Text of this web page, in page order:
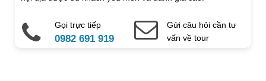
Điện thoại di động Email
Gọi trực tiếp
0982 691 919
Gửi câu hỏi cần tư
vấn về tour